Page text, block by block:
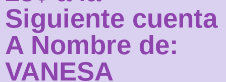
Siguiente cuenta
A Nombre de:
VANESA